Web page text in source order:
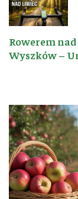
Rowerem
Wyszków –